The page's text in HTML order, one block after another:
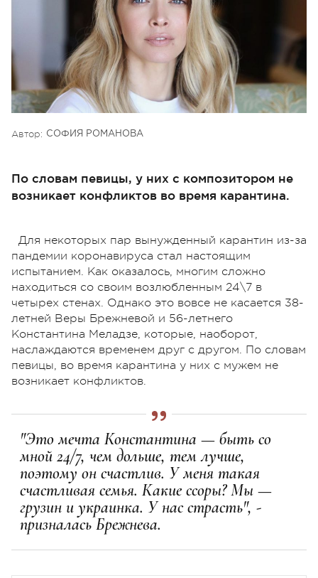
Автор: СОФИЯ РОМАНОВА
По словам певицы, у них с композитором не
возникает конфликтов во время карантина.
Для некоторых пар вынужденный карантин из-за
пандемии коронавируса стал настоящим
испытанием. Как оказалось, многим сложно
находиться со своим возлюбленным 24\7 в
четырех стенах. Однако это вовсе не касается 38-
летней Веры Брежневой и 56-летнего
Константина Меладзе, которые, наоборот,
наслаждаются временем друг с другом. По словам
певицы, во время карантина у них с мужем не
возникает конфликтов.
"Это мечта Константина — быть со
мной 24/7, чем дольше, тем лучше,
поэтому он счастлив. У меня такая
счастливая семья. Какие ссоры? Мы —
грузин и украинка. У нас страсть", -
призналась Брежнева.